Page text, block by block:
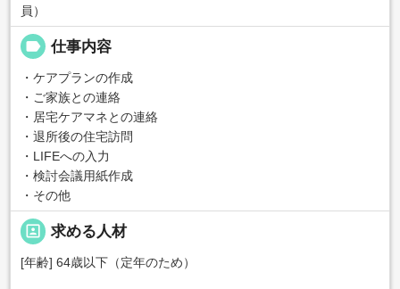
員）
label 仕事内容
・ケアプランの作成
・ご家族との連絡
・居宅ケアマネとの連絡
・退所後の住宅訪問
・LIFEへの入力
・検討会議用紙作成
・その他
portrait 求める人材
[年齢] 64歳以下（定年のため）